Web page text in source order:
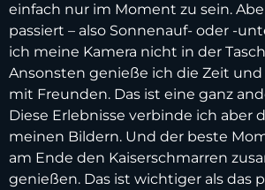
einfach nur im Moment zu sein.
passiert – also Sonnenauf- oder -
ich meine Kamera nicht in der
Ansonsten genieße ich die Zeit und
mit Freunden. Das ist eine ganz
Diese Erlebnisse verbinde ich aber
meinen Bildern. Und der beste
am Ende den Kaiserschmarren
genießen. Das ist wichtiger als das